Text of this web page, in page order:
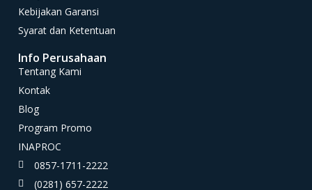
Kebijakan Garansi
Syarat dan Ketentuan
Info Perusahaan
Tentang Kami
Kontak
Blog
Program Promo
INAPROC
0857-1711-2222
(0281) 657-2222